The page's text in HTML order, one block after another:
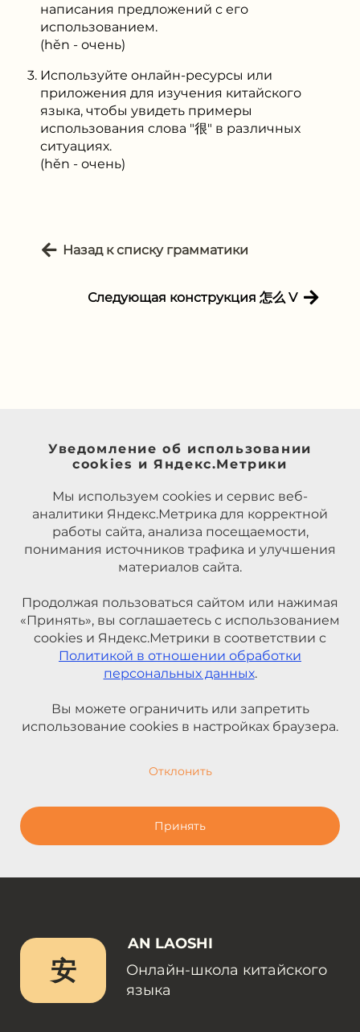
написания предложений с его
использованием.
(hěn - очень)
Используйте онлайн-ресурсы или
приложения для изучения китайского
языка, чтобы увидеть примеры
использования слова "很" в различных
ситуациях.
(hěn - очень)
Назад к списку грамматики
Следующая конструкция 怎么 V
Уведомление об использовании
cookies и Яндекс.Метрики
Мы используем cookies и сервис веб-
аналитики Яндекс.Метрика для корректной
работы сайта, анализа посещаемости,
понимания источников трафика и улучшения
материалов сайта.
Продолжая пользоваться сайтом или нажимая
«Принять», вы соглашаетесь с использованием
cookies и Яндекс.Метрики в соответствии с
Политикой в отношении обработки
персональных данных.
Вы можете ограничить или запретить
использование cookies в настройках браузера.
Отклонить
Принять
安
AN LAOSHI
Онлайн-школа китайского
языка